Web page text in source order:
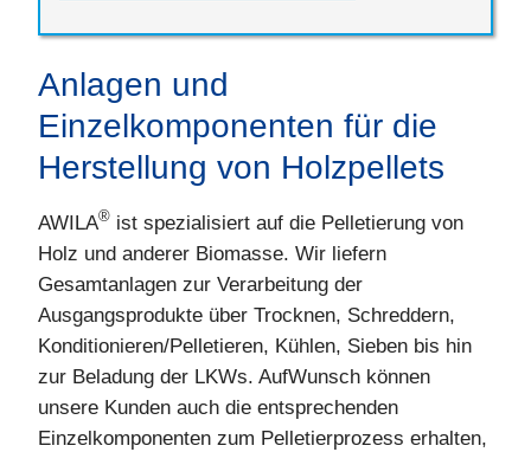
Anlagen und
Einzelkomponenten für die
Herstellung von Holzpellets
AWILA® ist spezialisiert auf die Pelletierung von
Holz und anderer Biomasse. Wir liefern
Gesamtanlagen zur Verarbeitung der
Ausgangsprodukte über Trocknen, Schreddern,
Konditionieren/Pelletieren, Kühlen, Sieben bis hin
zur Beladung der LKWs. AufWunsch können
unsere Kunden auch die entsprechenden
Einzelkomponenten zum Pelletierprozess erhalten,